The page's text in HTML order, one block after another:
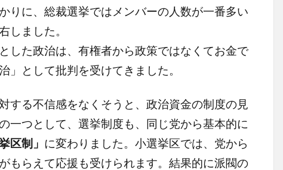
りに、総裁選挙ではメンバーの人数が一番多い
しました。
した政治は、有権者から政策ではなくてお金で
」として批判を受けてきました。
する不信感をなくそうと、政治資金の制度の見
一つとして、選挙制度も、同じ党から基本的に
区制」 に変わりました。小選挙区では、党から
もらえて応援も受けられます。結果的に派閥の